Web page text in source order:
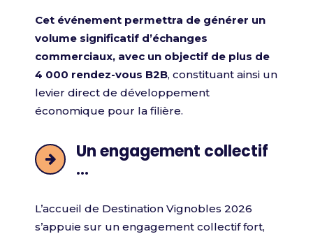
Cet événement permettra de générer un
volume significatif d’échanges
commerciaux, avec un objectif de plus de
4 000 rendez-vous B2B, constituant ainsi un
levier direct de développement
économique pour la filière.
Un engagement collectif
...
L’accueil de Destination Vignobles 2026
s’appuie sur un engagement collectif fort,